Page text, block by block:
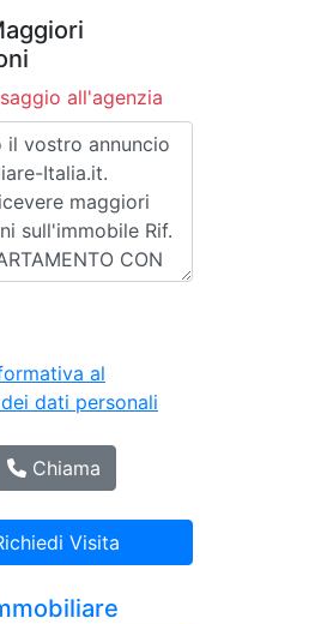
all'agenzia
al
dati personali
Chiama
Visita